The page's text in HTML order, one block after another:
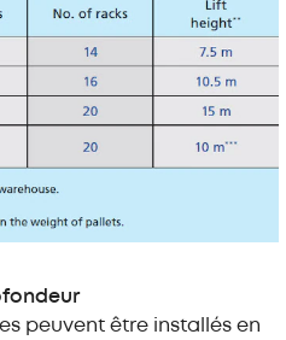
peuvent être installés en